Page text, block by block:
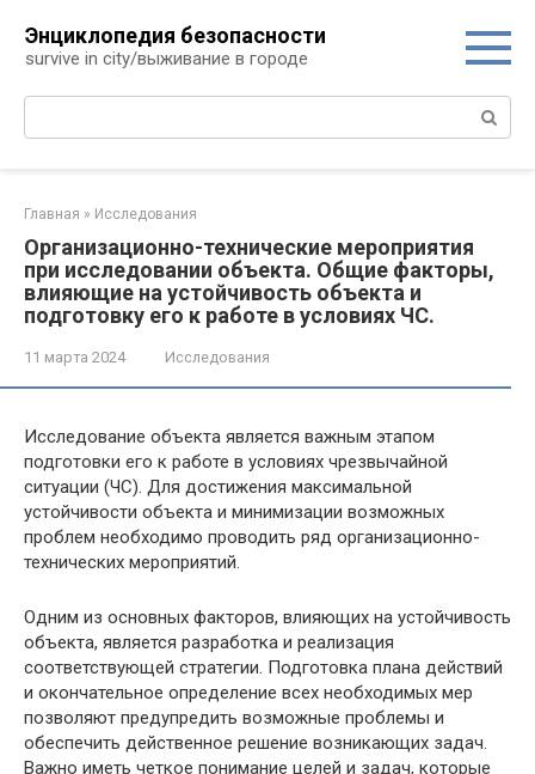
контенту
Энциклопедия безопасности
survive in city/выживание в городе
Поиск:
Главная » Исследования
Организационно-технические мероприятия
при исследовании объекта. Общие факторы,
влияющие на устойчивость объекта и
подготовку его к работе в условиях ЧС.
11 марта 2024 Исследования
Исследование объекта является важным этапом
подготовки его к работе в условиях чрезвычайной
ситуации (ЧС). Для достижения максимальной
устойчивости объекта и минимизации возможных
проблем необходимо проводить ряд организационно-
технических мероприятий.
Одним из основных факторов, влияющих на устойчивость
объекта, является разработка и реализация
соответствующей стратегии. Подготовка плана действий
и окончательное определение всех необходимых мер
позволяют предупредить возможные проблемы и
обеспечить действенное решение возникающих задач.
Важно иметь четкое понимание целей и задач, которые